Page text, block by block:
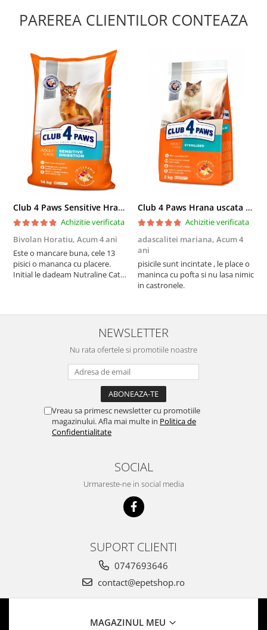
PAREREA CLIENTILOR CONTEAZA
Club 4 Paws Sensitive Hrana uscata pisici adulte, 14kg
Achizitie verificata
Bivolan Horatiu, Acum 4 ani
Este o mancare buna, cele 13
pisici o mananca cu placere.
Initial le dadeam Nutraline Cat
nu o mananca cu placere. Eu
sunt multumit si voi continua cu
Club 4 Paws Hrana uscata pisici sterilizate, 2kg
Achizitie verificata
adascalitei mariana, Acum 4
ani
pisicile sunt incintate , le place o
maninca cu pofta si nu lasa nimic
in castronele.
NEWSLETTER
Nu rata ofertele si promotiile noastre
Vreau sa primesc newsletter cu promotiile
magazinului. Afla mai multe in Politica de
Confidentialitate
SOCIAL
Urmareste-ne in social media
SUPORT CLIENTI
0747693646
contact@epetshop.ro
MAGAZINUL MEU